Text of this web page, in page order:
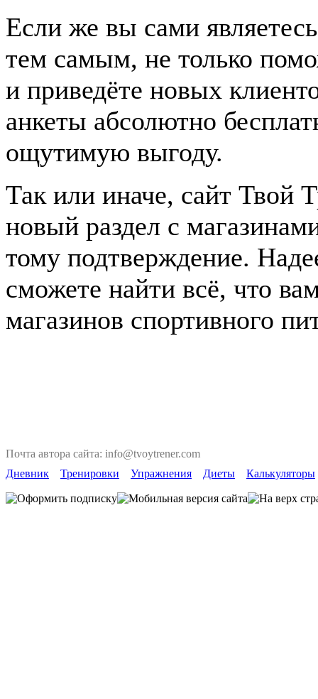
Если же вы сами
тем самым, не только
и приведёте новых
анкеты абсолютно
ощутимую выгоду.
Так или иначе, сайт Твой
новый раздел с
тому подтверждение.
сможете найти всё, что
магазинов спортивного
Почта автора сайта: info@tvoytrener.com
Дневник
Тренировки Упражнения Диеты Калькуляторы